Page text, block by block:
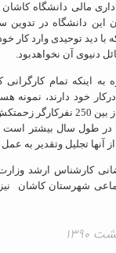
مالی دانشگاه
این دانشگاه در تدوین
با دید توحیدی وارد کار
دنیوی آن نخواهدبود.
اینکه تمام کارگرانی
خود دارند، نمونه
وجود هرسال سعی می‌کنیم از بین
در طول سال بیشتر است
آنها تجلیل وتقدیر به عمل
کارشناس ارشد وزارت
شهرستان کاشان